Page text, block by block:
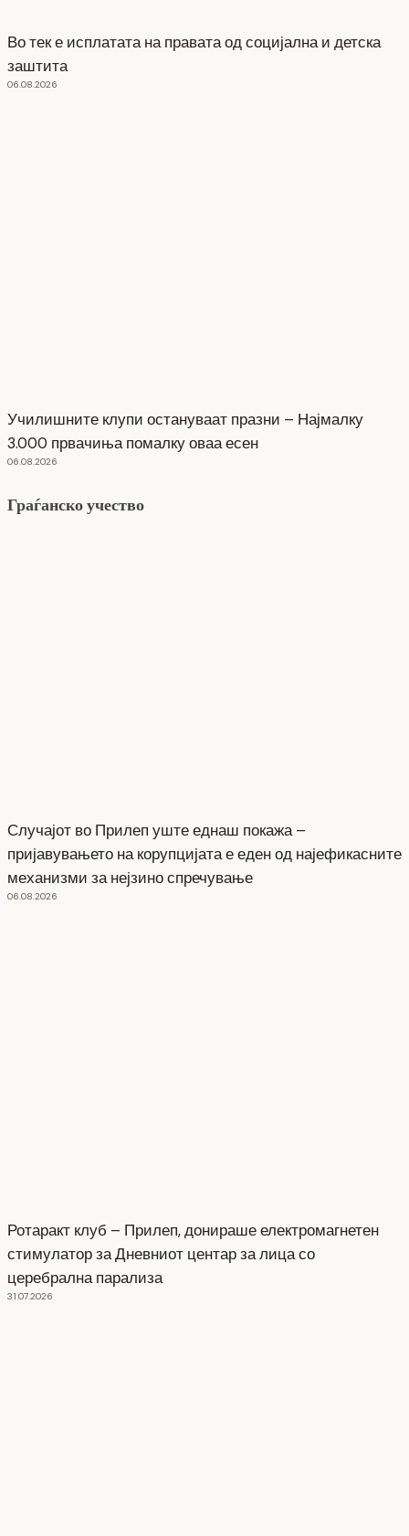
Во тек е исплатата на правата од социјална и детска
заштита
06.08.2026
Училишните клупи остануваат празни – Најмалку
3.000 првачиња помалку оваа есен
06.08.2026
Граѓанско учество
Случајот во Прилеп уште еднаш покажа –
пријавувањето на корупцијата е еден од најефикасните
механизми за нејзино спречување
06.08.2026
Ротаракт клуб – Прилеп, донираше електромагнетен
стимулатор за Дневниот центар за лица со
церебрална парализа
31.07.2026